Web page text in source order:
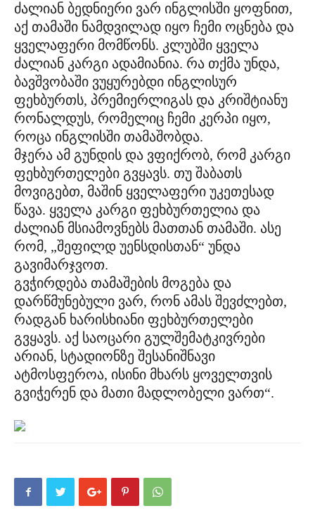
ძალიან ბედნიერი ვარ ინგლისში ყოფნით,
აქ თამაში ნამდვილად იყო ჩემი ოცნება და
ყველაფერი მომწონს. კლუბში ყველა
ძალიან კარგი ადამიანია. რა თქმა უნდა,
ბავშვობაში ვუყურებდი ინგლისურ
ფეხბურთს, პრემიერლიგას და კრიშტიანუ
რონალდუს, რომელიც ჩემი კერპი იყო,
როცა ინგლისში თამაშობდა.
მჯერა ამ გუნდის და ვფიქრობ, რომ კარგი
ფეხბურთელები გვყავს. თუ შაბათს
მოვიგებთ, მაშინ ყველაფერი უკეთესად
წავა. ყველა კარგი ფეხბურთელია და
ძალიან მსიამოვნებს მათთან თამაში. ასე
რომ, „შეფილდ უენსდისთან“ უნდა
გავიმარჯვოთ.
გვჭირდება თამაშების მოგება და
დარწმუნებული ვარ, რონ ამას შევძლებთ,
რადგან ხარისხიანი ფეხბურთელები
გვყავს. აქ საოცარი გულშემატკივრები
არიან, სტადიონზე შესანიშნავი
ატმოსფეროა, ისინი მხარს ყოველთვის
გვიჭერენ და მათი მადლობელი ვართ“.